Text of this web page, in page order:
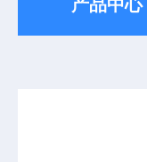
产品中心